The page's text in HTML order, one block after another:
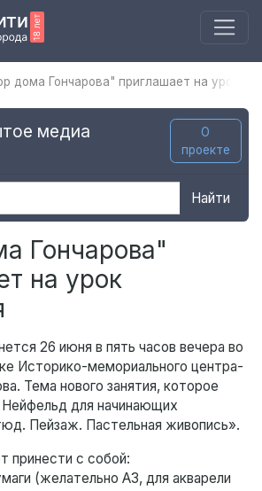
дома Гончарова" приглашает на урок
медиа
О
проекте
Найти
Гончарова"
на урок
26 июня в пять часов вечера во
Историко-мемориального центра-
Тема нового занятия, которое
для начинающих
Пейзаж. Пастельная живопись».
принести с собой:
(желательно А3, для акварели